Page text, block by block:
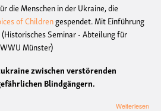
die Menschen in der Ukraine, die
of Childrengespendet.Mit Einführung
Seminar - Abteilung für
Münster)
zwischen verstörenden
Blindgängern.
Weiterlesen